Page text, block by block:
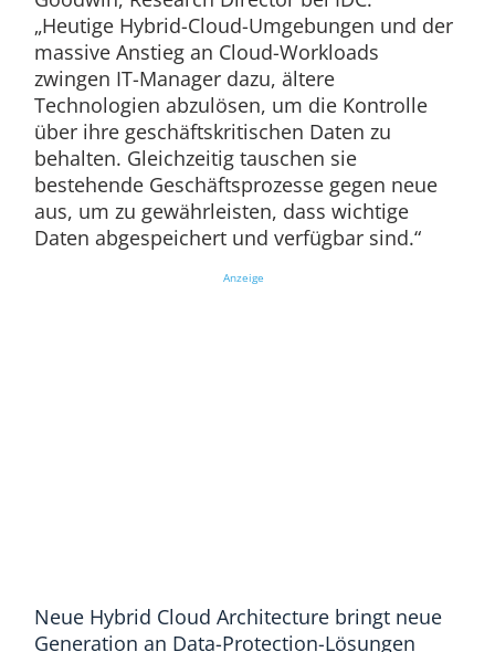
„Heutige Hybrid-Cloud-Umgebungen und der
massive Anstieg an Cloud-Workloads
zwingen IT-Manager dazu, ältere
Technologien abzulösen, um die Kontrolle
über ihre geschäftskritischen Daten zu
behalten. Gleichzeitig tauschen sie
bestehende Geschäftsprozesse gegen neue
aus, um zu gewährleisten, dass wichtige
Daten abgespeichert und verfügbar sind.“
Anzeige
Neue Hybrid Cloud Architecture bringt neue
Generation an Data-Protection-Lösungen